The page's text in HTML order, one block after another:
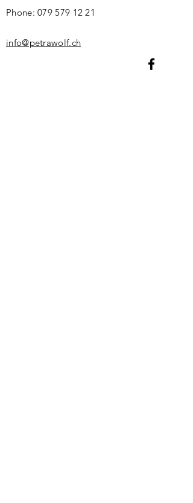
Phone:079 579 12 21
info@petrawolf.ch